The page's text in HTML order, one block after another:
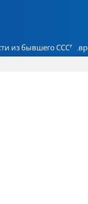
из бывшего СССР